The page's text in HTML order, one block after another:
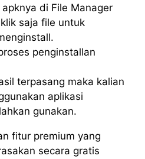
di File Manager
saja file untuk
penginstallan
terpasang maka kalian
aplikasi
gunakan.
fitur premium yang
secara gratis